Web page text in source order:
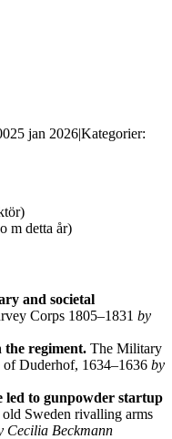
25 jan 2026|Kategorier:
m detta år)
and societal
Corps 1805–1831 by
the regiment. The Military
Duderhof, 1634–1636 by
led to gunpowder startup
Sweden rivalling arms
Cecilia Beckmann